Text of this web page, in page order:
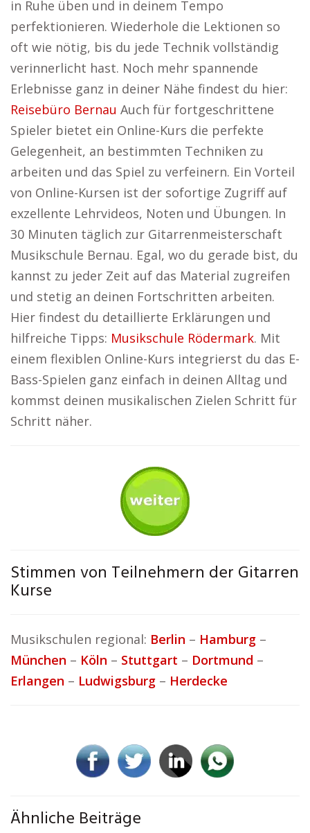
in Ruhe üben und in deinem Tempo
perfektionieren. Wiederhole die Lektionen so
oft wie nötig, bis du jede Technik vollständig
verinnerlicht hast. Noch mehr spannende
Erlebnisse ganz in deiner Nähe findest du hier:
Reisebüro Bernau Auch für fortgeschrittene
Spieler bietet ein Online-Kurs die perfekte
Gelegenheit, an bestimmten Techniken zu
arbeiten und das Spiel zu verfeinern. Ein Vorteil
von Online-Kursen ist der sofortige Zugriff auf
exzellente Lehrvideos, Noten und Übungen. In
30 Minuten täglich zur Gitarrenmeisterschaft
Musikschule Bernau. Egal, wo du gerade bist, du
kannst zu jeder Zeit auf das Material zugreifen
und stetig an deinen Fortschritten arbeiten.
Hier findest du detaillierte Erklärungen und
hilfreiche Tipps: Musikschule Rödermark. Mit
einem flexiblen Online-Kurs integrierst du das E-
Bass-Spielen ganz einfach in deinen Alltag und
kommst deinen musikalischen Zielen Schritt für
Schritt näher.
Stimmen von Teilnehmern der Gitarren
Kurse
Musikschulen regional: Berlin – Hamburg –
München – Köln – Stuttgart – Dortmund –
Erlangen – Ludwigsburg – Herdecke
Ähnliche Beiträge